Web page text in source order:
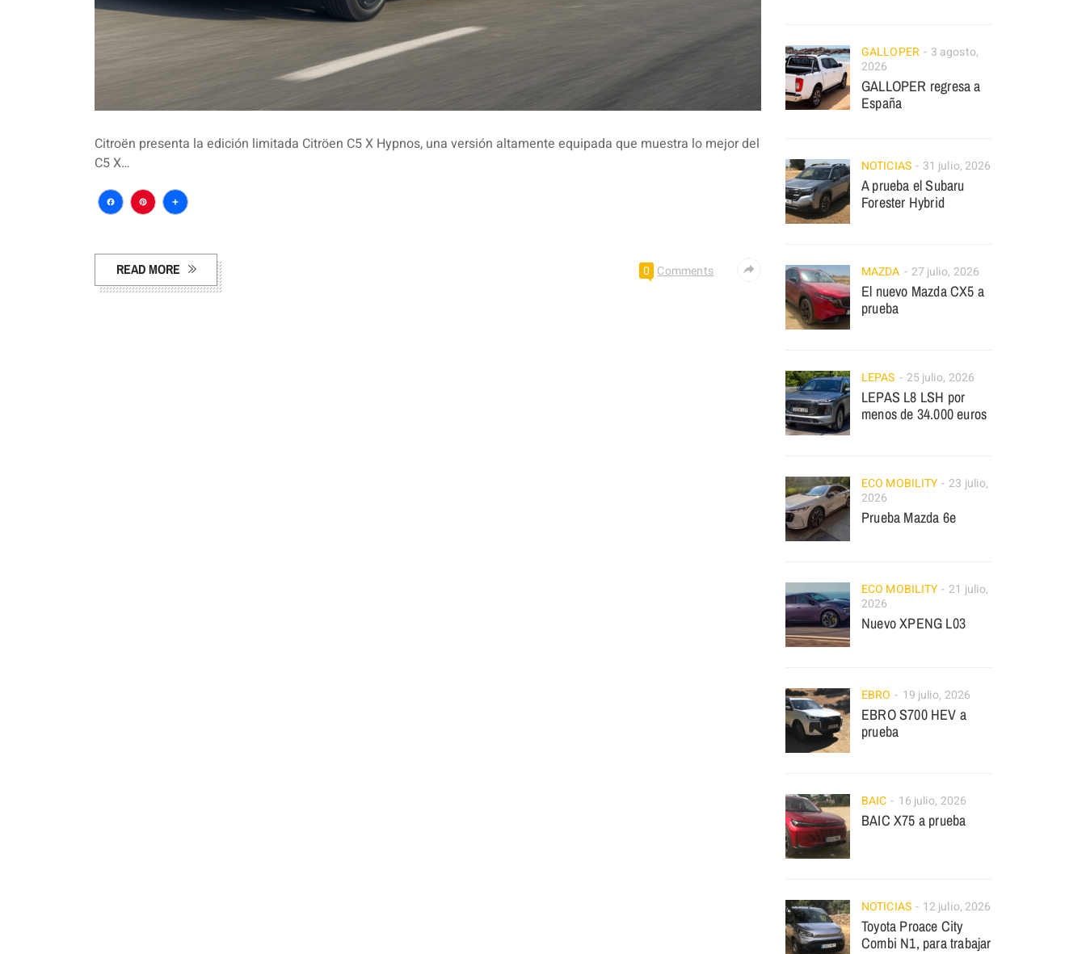
Citroën presenta la edición limitada Citröen C5 X Hypnos, una versión altamente equipada que muestra lo mejor del
C5 X…
Facebook
Pinterest
Compartir
READ MORE 0 Comments
GALLOPER
3 agosto,
2026
GALLOPER regresa a
España
NOTICIAS 31 julio, 2026
A prueba el Subaru
Forester Hybrid
MAZDA 27 julio, 2026
El nuevo Mazda CX5 a
prueba
LEPAS 25 julio, 2026
LEPAS L8 LSH por
menos de 34.000 euros
ECO MOBILITY
23 julio,
2026
Prueba Mazda 6e
ECO MOBILITY
21 julio,
2026
Nuevo XPENG L03
EBRO 19 julio, 2026
EBRO S700 HEV a
prueba
BAIC 16 julio, 2026
BAIC X75 a prueba
NOTICIAS 12 julio, 2026
Toyota Proace City
Combi N1, para trabajar